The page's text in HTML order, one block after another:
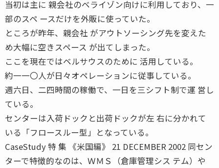
当初は主に 親会社のベライゾン向けに利用しており、一
部のスペ ースだけを外販に使っていた。
ところが昨年、親会社 がアウトソーシング先を変えた
め大幅に空きスペース が出てしまった。
ここを現在ではベルサウスのために 活用している。
約一一〇人が日々オペレーションに従事している。
週六日、二四時間の稼働で、一日を三シフト制で運 営し
ている。
センターは入荷ドックと出荷ドックが左 右に分かれて
いる「フロースルー型」となっている。
CaseStudy 特 集 《米国編》 21 DECEMBER 2002 同セン
ターで特徴的なのは、ＷＭＳ（倉庫管理シス テム）や